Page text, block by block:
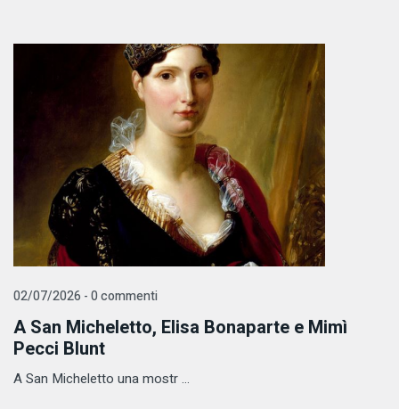
02/07/2026 - 0 commenti
A San Micheletto, Elisa Bonaparte e Mimì
Pecci Blunt
A San Micheletto una mostr ...